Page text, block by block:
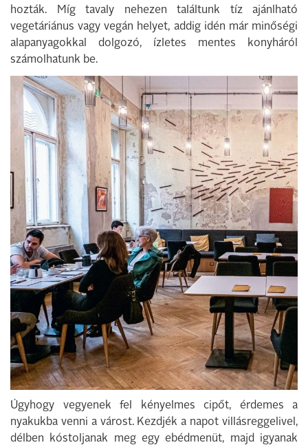
hozták. Míg tavaly nehezen találtunk tíz ajánlható
vegetáriánus vagy vegán helyet, addig idén már minőségi
alapanyagokkal dolgozó, ízletes mentes konyháról
számolhatunk be.
Úgyhogy vegyenek fel kényelmes cipőt, érdemes a
nyakukba venni a várost. Kezdjék a napot villásreggelivel,
délben kóstoljanak meg egy ebédmenüt, majd igyanak